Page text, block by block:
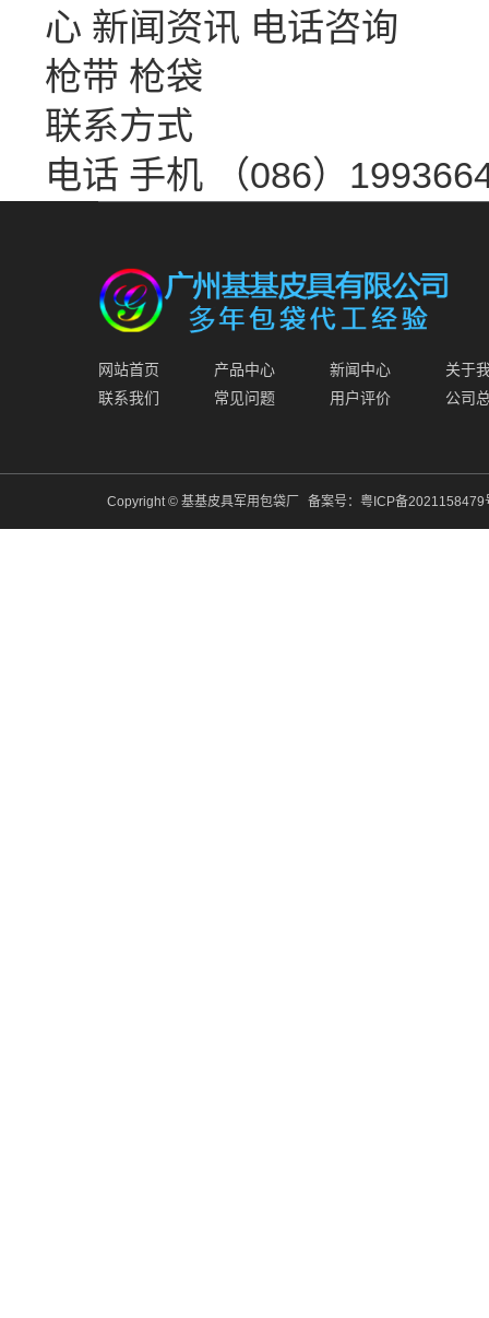
心 新闻资讯 电话咨询
枪带 枪袋
联系方式
电话 手机 （086）
网站首页 产品中心 新闻中心
关于
联系我们
常见问题 用户评价 公司
Copyright © 基基皮具军用包袋厂 备案号： 粤ICP备2021158479